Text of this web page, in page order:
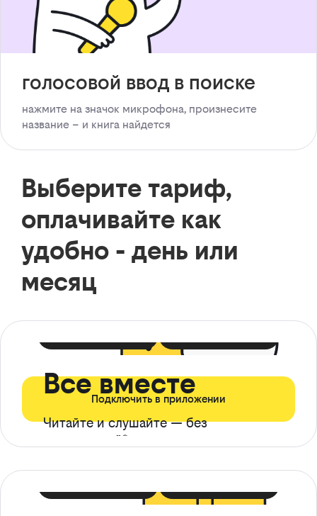
голосовой ввод в поиске
нажмите на значок микрофона, произнесите
название – и книга найдется
Выберите тариф,
оплачивайте как
удобно - день или
месяц
Все вместе
Читайте и слушайте — без
ограничений*
Подключить в приложении